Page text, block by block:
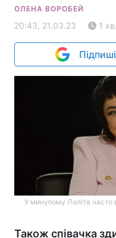
ОЛЕНА ВОРОБЕЙ
20:43, 21.03.23 1 хв.
У минулому Лоліта часто
Також співачка